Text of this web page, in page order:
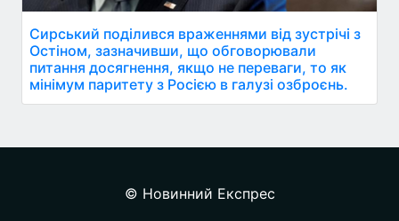
Сирський поділився враженнями від зустрічі з
Остіном, зазначивши, що обговорювали
питання досягнення, якщо не переваги, то як
мінімум паритету з Росією в галузі озброєнь.
© Новинний Експрес